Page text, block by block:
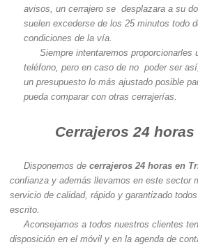
avisos, un cerrajero se desplazara a su
suelen excederse de los 25 minutos todo
condiciones de la vía.
Siempre intentaremos proporcionarles
teléfono, pero en caso de no poder ser
un presupuesto lo más ajustado posible
pueda comparar con otras cerrajerías.
Cerrajeros 24
Disponemos de cerrajeros 24 horas en
confianza y además llevamos en este sector
servicio de calidad, rápido y garantizado
escrito.
Aconsejamos a todos nuestros clientes
disposición en el móvil y en la agenda de